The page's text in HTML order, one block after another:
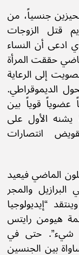
جنسياً، من
قتل الزوجات
ادعى أن النساء
حققت المرأة
إلى الرعاية
الديموقراطي.
عضوياً قوياً بين
يشنه الأول على
انتصارات
الماضي فيعيد
البرازيل والمجر
“إيديولوجيا
هيومن رايتس
شيء”. حتى في
بين الجنسين